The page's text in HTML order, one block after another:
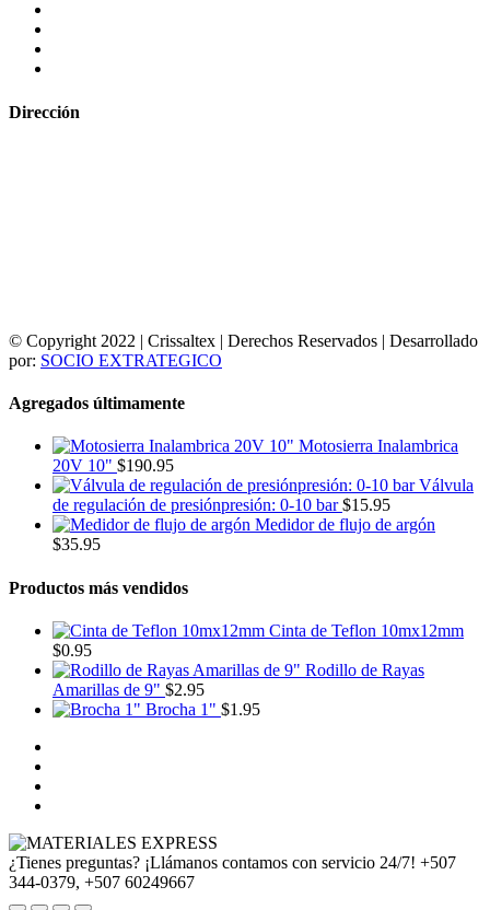
Dirección
© Copyright 2022 | Crissaltex | Derechos Reservados | Desarrollado
por: SOCIO EXTRATEGICO
Agregados últimamente
Motosierra Inalambrica
20V 10" $190.95
Válvula
de regulación de presiónpresión: 0-10 bar $15.95
Medidor de flujo de argón
$35.95
Productos más vendidos
Cinta de Teflon 10mx12mm
$0.95
Rodillo de Rayas
Amarillas de 9" $2.95
Brocha 1" $1.95
¿Tienes preguntas? ¡Llámanos contamos con servicio 24/7! +507
344-0379, +507 60249667